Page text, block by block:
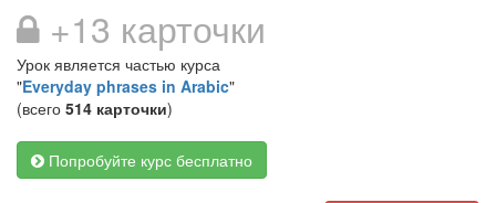
+13 карточки
Урок является частью курса
"Everyday phrases in Arabic"
(всего 514 карточки)
Попробуйте курс бесплатно